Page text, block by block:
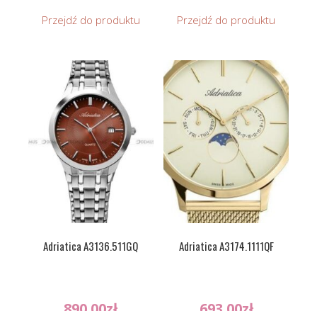
Przejdź do produktu Przejdź do produktu
Adriatica A3136.511GQ Adriatica A3174.1111QF